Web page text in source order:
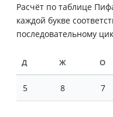
Расчёт по таблице
каждой букве
последовательному
Д Ж О
5 8 7